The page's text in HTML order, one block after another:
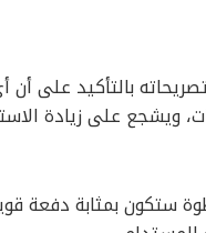
بالتأكيد على
ويشجع على زيادة
ستكون بمثابة دفعة